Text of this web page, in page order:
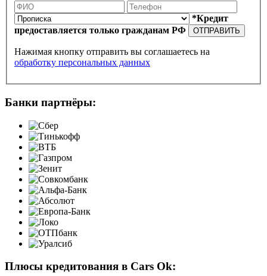
*Кредит
предоставляется только гражданам РФ
ОТПРАВИТЬ
Нажимая кнопку отправить вы соглашаетесь на
обработку персональных данных
Банки партнёры:
Плюсы кредитования в Cars Ok: